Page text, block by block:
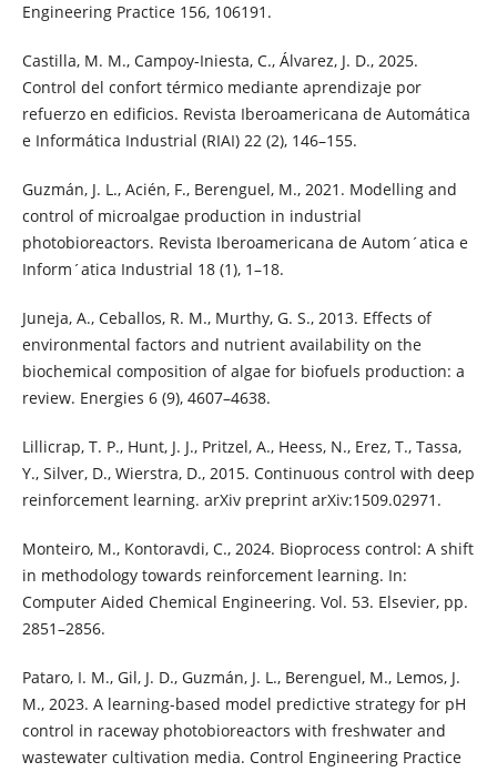
Engineering Practice 156, 106191.
Castilla, M. M., Campoy-Iniesta, C., Álvarez, J. D., 2025.
Control del confort térmico mediante aprendizaje por
refuerzo en edificios. Revista Iberoamericana de Automática
e Informática Industrial (RIAI) 22 (2), 146–155.
Guzmán, J. L., Acién, F., Berenguel, M., 2021. Modelling and
control of microalgae production in industrial
photobioreactors. Revista Iberoamericana de Autom´atica e
Inform´atica Industrial 18 (1), 1–18.
Juneja, A., Ceballos, R. M., Murthy, G. S., 2013. Effects of
environmental factors and nutrient availability on the
biochemical composition of algae for biofuels production: a
review. Energies 6 (9), 4607–4638.
Lillicrap, T. P., Hunt, J. J., Pritzel, A., Heess, N., Erez, T., Tassa,
Y., Silver, D., Wierstra, D., 2015. Continuous control with deep
reinforcement learning. arXiv preprint arXiv:1509.02971.
Monteiro, M., Kontoravdi, C., 2024. Bioprocess control: A shift
in methodology towards reinforcement learning. In:
Computer Aided Chemical Engineering. Vol. 53. Elsevier, pp.
2851–2856.
Pataro, I. M., Gil, J. D., Guzmán, J. L., Berenguel, M., Lemos, J.
M., 2023. A learning-based model predictive strategy for pH
control in raceway photobioreactors with freshwater and
wastewater cultivation media. Control Engineering Practice